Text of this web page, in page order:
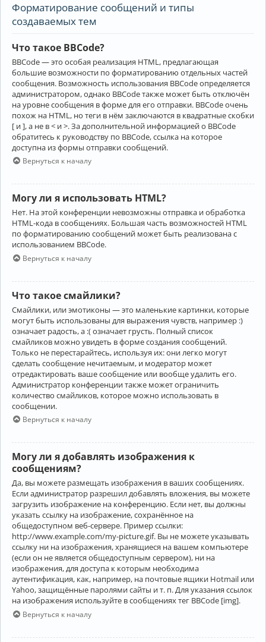
Форматирование сообщений и типы
создаваемых тем
Что такое BBCode?
BBCode — это особая реализация HTML, предлагающая
большие возможности по форматированию отдельных частей
сообщения. Возможность использования BBCode определяется
администратором, однако BBCode также может быть отключён
на уровне сообщения в форме для его отправки. BBCode очень
похож на HTML, но теги в нём заключаются в квадратные скобки
[ и ], а не в < и >. За дополнительной информацией о BBCode
обратитесь к руководству по BBCode, ссылка на которое
доступна из формы отправки сообщений.
Вернуться к началу
Могу ли я использовать HTML?
Нет. На этой конференции невозможны отправка и обработка
HTML-кода в сообщениях. Большая часть возможностей HTML
по форматированию сообщений может быть реализована с
использованием BBCode.
Вернуться к началу
Что такое смайлики?
Смайлики, или эмотиконы — это маленькие картинки, которые
могут быть использованы для выражения чувств, например :)
означает радость, а :( означает грусть. Полный список
смайликов можно увидеть в форме создания сообщений.
Только не перестарайтесь, используя их: они легко могут
сделать сообщение нечитаемым, и модератор может
отредактировать ваше сообщение или вообще удалить его.
Администратор конференции также может ограничить
количество смайликов, которое можно использовать в
сообщении.
Вернуться к началу
Могу ли я добавлять изображения к
сообщениям?
Да, вы можете размещать изображения в ваших сообщениях.
Если администратор разрешил добавлять вложения, вы можете
загрузить изображение на конференцию. Если нет, вы должны
указать ссылку на изображение, сохранённое на
общедоступном веб-сервере. Пример ссылки:
http://www.example.com/my-picture.gif. Вы не можете указывать
ссылку ни на изображения, хранящиеся на вашем компьютере
(если он не является общедоступным сервером), ни на
изображения, для доступа к которым необходима
аутентификация, как, например, на почтовые ящики Hotmail или
Yahoo, защищённые паролями сайты и т. п. Для указания ссылок
на изображения используйте в сообщениях тег BBCode [img].
Вернуться к началу